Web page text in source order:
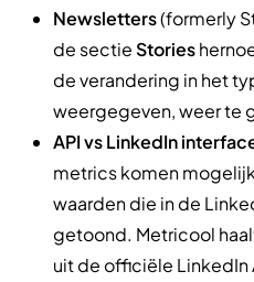
Newsletters(formerly
de sectie Stories
de verandering in het
weergegeven, weer te
API vs LinkedIn
metrics komen
waarden die in de
getoond. Metricool
uit de officiële LinkedIn